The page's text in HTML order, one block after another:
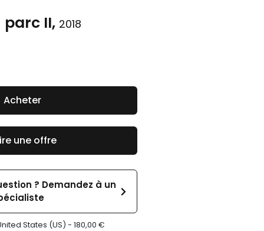
II, 2018
une offre
? Demandez à un
States (US) -180,00€
Acheter